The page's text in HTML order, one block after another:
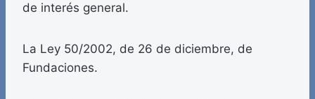
de interés general.
La Ley 50/2002, de 26 de diciembre, de
Fundaciones.